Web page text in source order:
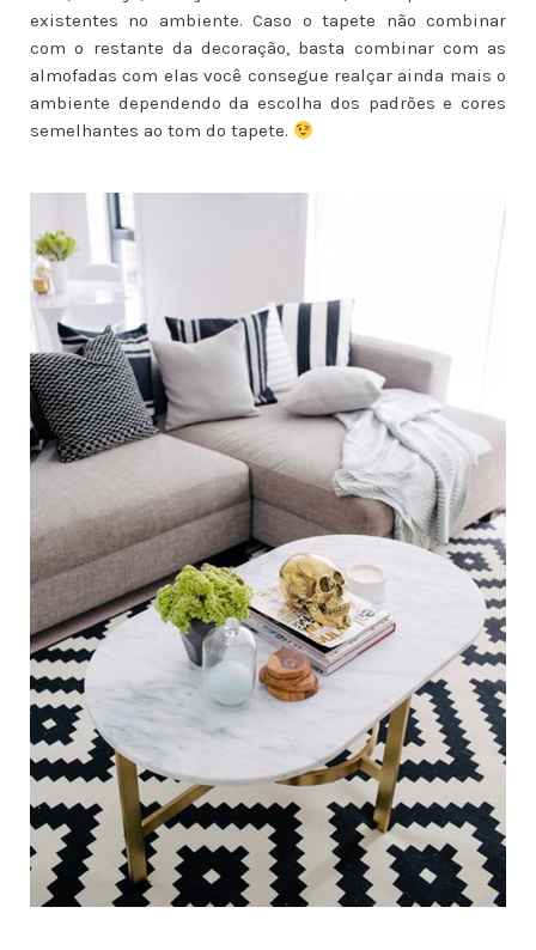
existentes no ambiente. Caso o tapete não combinar
com o restante da decoração, basta combinar com as
almofadas com elas você consegue realçar ainda mais o
ambiente dependendo da escolha dos padrões e cores
semelhantes ao tom do tapete.